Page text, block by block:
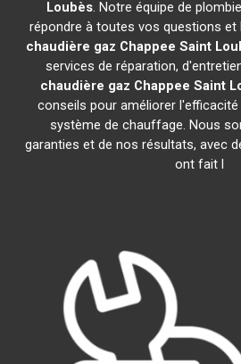
Loubès. Notre équipe de
répondre à toutes vos questions et
chaudière gaz Chappee Saint
services de réparation,
chaudière gaz Chappee Saint
conseils pour améliorer
système de chauffage. Nous
garanties et de nos résultats, avec
ont fait l